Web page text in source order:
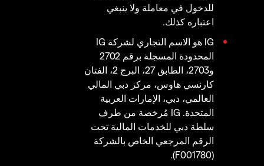
للدخول في معاملة ولا ينبغي
اعتباره كذلك.
IG هو الاسم التجاري لشركة IG
المحدودة المسجلة برقم 2702
و2703، الطابق 27، البرج 2، الفتان
كارنسي هاوس، مركز دبي المالي
العالمي، دبي، الإمارات العربية
المتحدة. IG مُرخصة من طرف
سلطة دبي للخدمات المالية تحت
الرقم المرجعي الخاص بالشركة
(F001780).